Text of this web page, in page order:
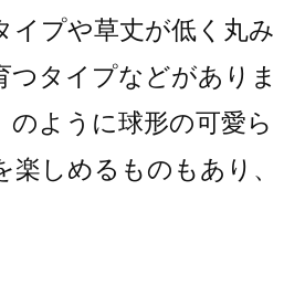
イプや草丈が低く丸み
つタイプなどがありま
のように球形の可愛ら
楽しめるものもあり、